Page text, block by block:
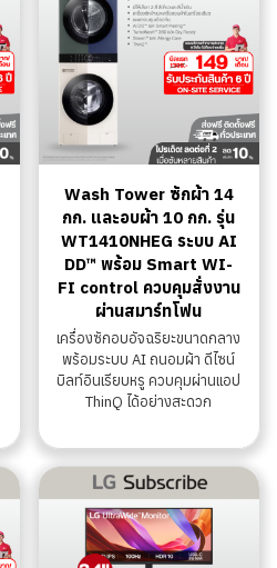
Wash Tower ซักผ้า 14
กก. และอบผ้า 10 กก. รุ่น
WT1410NHEG ระบบ AI
DD™ พร้อม Smart WI-
FI control ควบคุมสั่งงาน
ผ่านสมาร์ทโฟน
เครื่องซักอบอัจฉริยะขนาดกลาง
พร้อมระบบ AI ถนอมผ้า ดีไซน์
บิลท์อินเรียบหรู ควบคุมผ่านแอป
ThinQ ได้อย่างสะดวก